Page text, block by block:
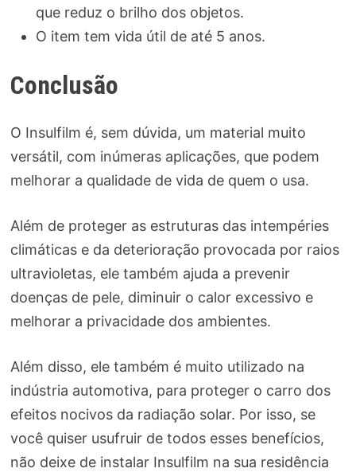
que reduz o brilho dos objetos.
O item tem vida útil de até 5 anos.
Conclusão
O Insulfilm é, sem dúvida, um material muito
versátil, com inúmeras aplicações, que podem
melhorar a qualidade de vida de quem o usa.
Além de proteger as estruturas das intempéries
climáticas e da deterioração provocada por raios
ultravioletas, ele também ajuda a prevenir
doenças de pele, diminuir o calor excessivo e
melhorar a privacidade dos ambientes.
Além disso, ele também é muito utilizado na
indústria automotiva, para proteger o carro dos
efeitos nocivos da radiação solar. Por isso, se
você quiser usufruir de todos esses benefícios,
não deixe de instalar Insulfilm na sua residência